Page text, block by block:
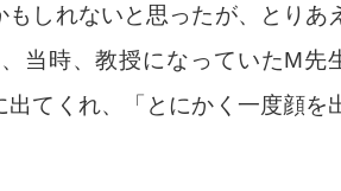
しれないと思ったが、とりあ
当時、教授になっていたM先
てくれ、「とにかく一度顔を